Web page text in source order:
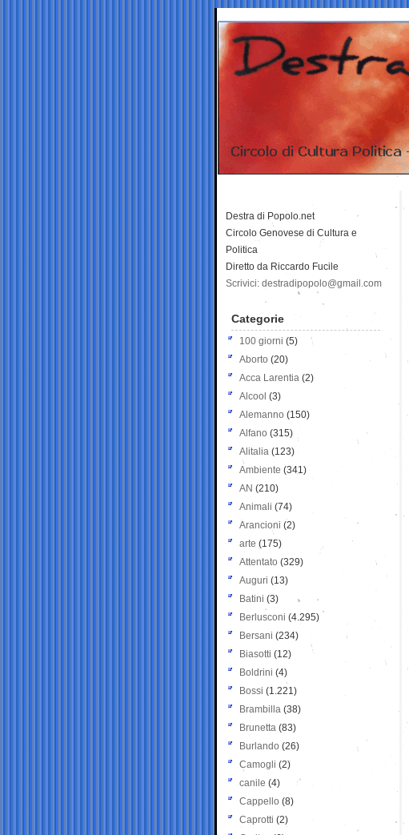
Destra di Popolo.net
Circolo Genovese di Cultura e
Politica
Diretto da Riccardo Fucile
Scrivici: destradipopolo@gmail.com
Categorie
100 giorni (5)
Aborto (20)
Acca Larentia (2)
Alcool (3)
Alemanno (150)
Alfano (315)
Alitalia (123)
Ambiente (341)
AN (210)
Animali (74)
Arancioni (2)
arte (175)
Attentato (329)
Auguri (13)
Batini (3)
Berlusconi (4.295)
Bersani (234)
Biasotti (12)
Boldrini (4)
Bossi (1.221)
Brambilla (38)
Brunetta (83)
Burlando (26)
Camogli (2)
canile (4)
Cappello (8)
Caprotti (2)